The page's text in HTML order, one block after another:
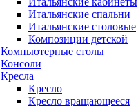
Итальянские спальни
Итальянские столовые
Композиции детской
Компьютерные столы
Консоли
Кресла
Кресло
Кресло вращающееся